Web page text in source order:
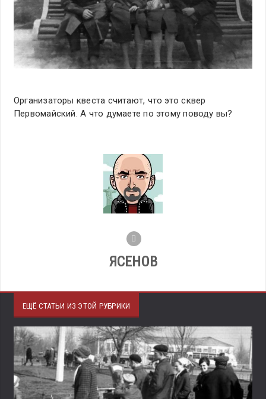
Организаторы квеста считают, что это сквер
Первомайский. А что думаете по этому поводу вы?
ЯСЕНОВ
ЕЩЁ СТАТЬИ ИЗ ЭТОЙ РУБРИКИ